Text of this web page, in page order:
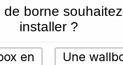
de borne
installer ?
en
Une